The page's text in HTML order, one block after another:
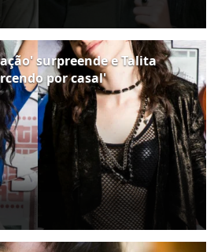
surpreende e Talita
por casal'